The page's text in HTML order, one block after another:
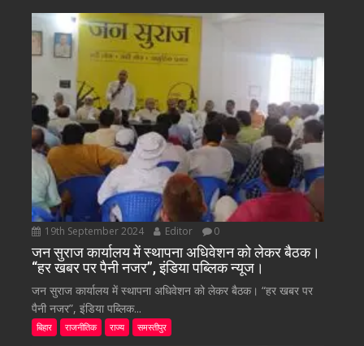
19th September 2024 Editor 0
जन सुराज कार्यालय में स्थापना अधिवेशन को लेकर बैठक।
“हर खबर पर पैनी नजर”, इंडिया पब्लिक न्यूज।
जन सुराज कार्यालय में स्थापना अधिवेशन को लेकर बैठक। “हर खबर पर
पैनी नजर”, इंडिया पब्लिक...
बिहार राजनीतिक राज्य समस्तीपुर